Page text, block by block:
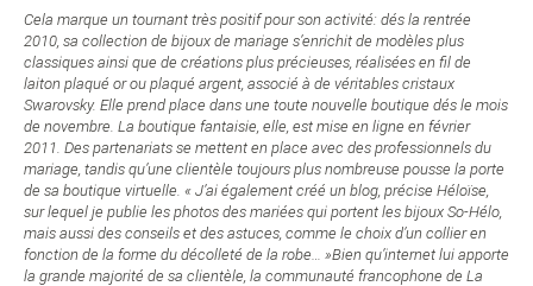
Cela marque un tournant très positif pour son activité: dés la rentrée
2010, sa collection de bijoux de mariage s’enrichit de modèles plus
classiques ainsi que de créations plus précieuses, réalisées en fil de
laiton plaqué or ou plaqué argent, associé à de véritables cristaux
Swarovsky. Elle prend place dans une toute nouvelle boutique dés le mois
de novembre. La boutique fantaisie, elle, est mise en ligne en février
2011. Des partenariats se mettent en place avec des professionnels du
mariage, tandis qu’une clientèle toujours plus nombreuse pousse la porte
de sa boutique virtuelle. « J’ai également créé un blog, précise Héloïse,
sur lequel je publie les photos des mariées qui portent les bijoux So-Hélo,
mais aussi des conseils et des astuces, comme le choix d’un collier en
fonction de la forme du décolleté de la robe… »Bien qu’internet lui apporte
la grande majorité de sa clientèle, la communauté francophone de La